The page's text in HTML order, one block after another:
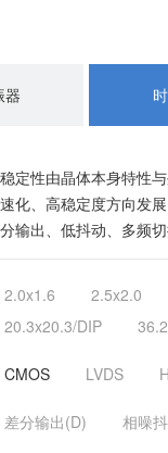
器
定性由晶体本身特性
化、高稳定度方向发
输出、低抖动、多频
2.0x1.6 2.5x2.0
20.3x20.3/DIP
CMOS LVDS
差分输出(D) 相噪